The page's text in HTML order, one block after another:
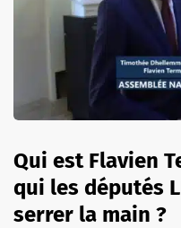
Qui est Flavien
qui les députés
serrer la main ?